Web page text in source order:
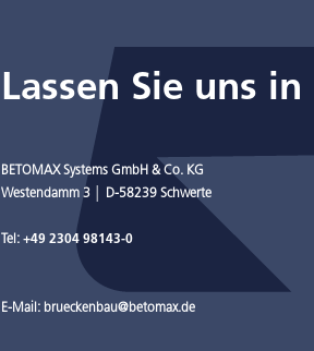
Lassen Sie uns
BETOMAX Systems GmbH & Co. KG
Westendamm 3 │ D-58239 Schwerte
Tel: +49 2304 98143-0
E-Mail: brueckenbau@betomax.de